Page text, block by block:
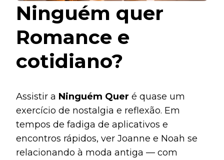
Ninguém quer
Romance e
cotidiano?
Assistir a Ninguém Quer é quase um
exercício de nostalgia e reflexão. Em
tempos de fadiga de aplicativos e
encontros rápidos, ver Joanne e Noah se
relacionando à moda antiga — com